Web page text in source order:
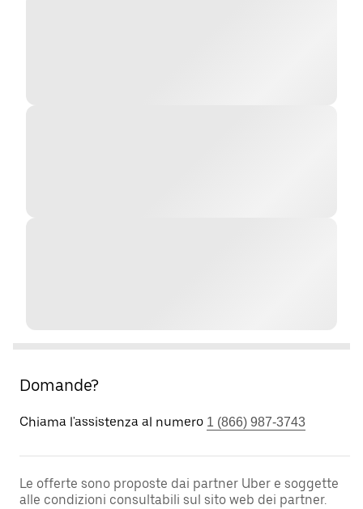
Domande?
Chiama l'assistenza al numero 1 (866) 987-3743
Le offerte sono proposte dai partner Uber e soggette
alle condizioni consultabili sul sito web dei partner.